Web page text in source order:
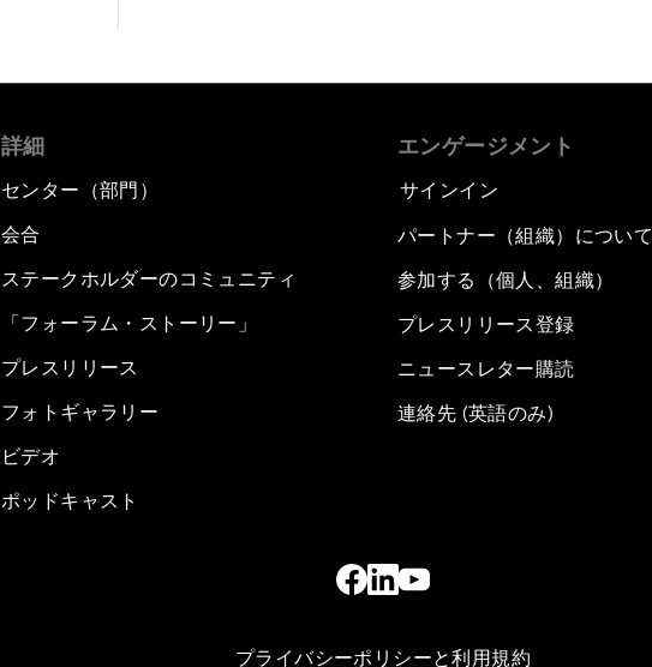
詳細
センター（部門）
会合
ステークホルダーのコミュニティ
「フォーラム・ストーリー」
プレスリリース
フォトギャラリー
ビデオ
ポッドキャスト
エンゲージメント
サインイン
パートナー（組織）について
参加する（個人、組織）
プレスリリース登録
ニュースレター購読
連絡先 (英語のみ)
プライバシーポリシーと利用規約